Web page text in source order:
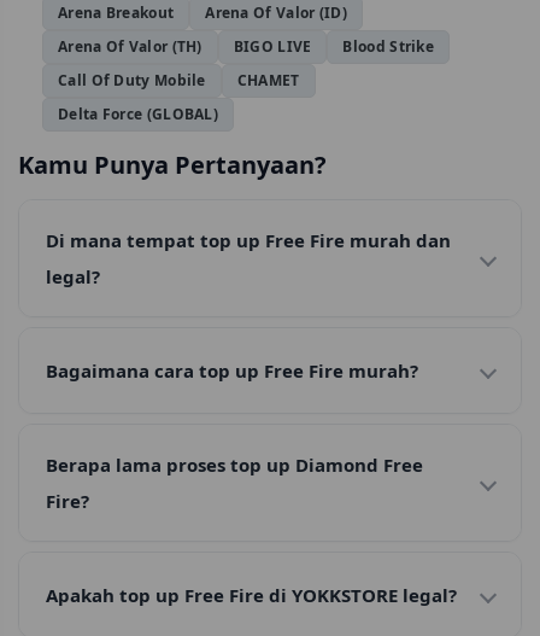
Arena Breakout
Arena Of Valor (ID)
Arena Of Valor (TH)
BIGO LIVE
Blood Strike
Call Of Duty Mobile
CHAMET
Delta Force (GLOBAL)
Kamu Punya Pertanyaan?
Di mana tempat top up Free Fire murah dan
legal?
Bagaimana cara top up Free Fire murah?
Berapa lama proses top up Diamond Free
Fire?
Apakah top up Free Fire di YOKKSTORE legal?